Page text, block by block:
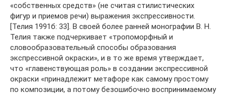
«собственных средств» (не считая стилистических
фигур и приемов речи) выражения экспрессивности.
[Телия 1991б: 33]. В своей более ранней монографии В. Н.
Телия также подчеркивает «тропоморфный и
словообразовательный способы образования
экспрессивной окраски», и в то же время утверждает,
что «главенствующая роль» в создании экспрессивной
окраски «принадлежит метафоре как самому простому
по композиции, а потому безошибочно воспринимаемому